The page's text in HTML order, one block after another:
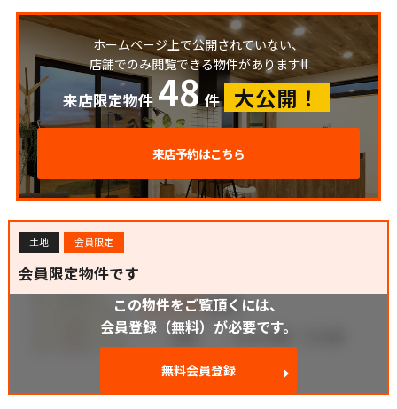
ホームページ上で公開されていない、
店舗でのみ閲覧できる物件があります!!
来店限定物件 48 件 大公開！
来店予約はこちら
土地 会員限定
会員限定物件です
この物件をご覧頂くには、
会員登録（無料）が必要です。
無料会員登録